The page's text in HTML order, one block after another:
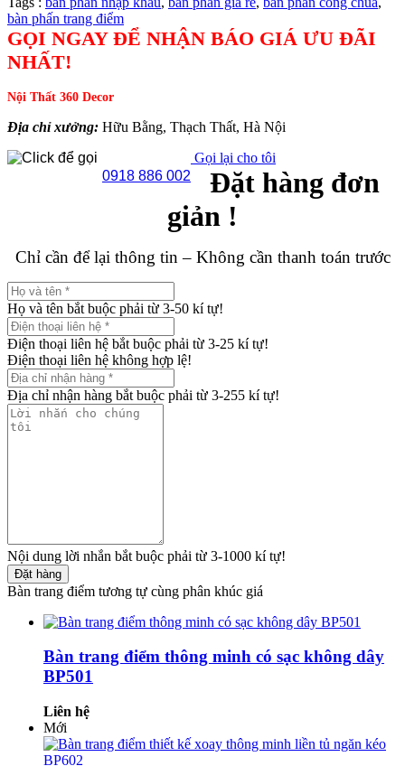
bàn phấn trang điểm
GỌI NGAY ĐỂ NHẬN BÁO GIÁ ƯU ĐÃI
NHẤT!
Nội Thất 360 Decor
Địa chỉ xưởng: Hữu Bằng, Thạch Thất, Hà Nội
0918 886 002
Gọi lại cho tôi
Đặt hàng đơn
giản !
Chỉ cần để lại thông tin – Không cần thanh toán trước
Họ và tên bắt buộc phải từ 3-50 kí tự!
Điện thoại liên hệ bắt buộc phải từ 3-25 kí tự!
Điện thoại liên hệ không hợp lệ!
Địa chỉ nhận hàng bắt buộc phải từ 3-255 kí tự!
Nội dung lời nhắn bắt buộc phải từ 3-1000 kí tự!
Đặt hàng
Bàn trang điểm tương tự cùng phân khúc giá
Bàn trang điểm thông minh có sạc không dây
BP501
Liên hệ
Mới